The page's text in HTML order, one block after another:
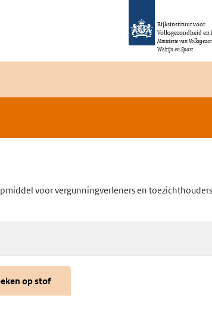
Rijksinstituut voor
Volksgezondheid en
Ministerie van
Welzijn en Sport
voor vergunningverleners en
op stof